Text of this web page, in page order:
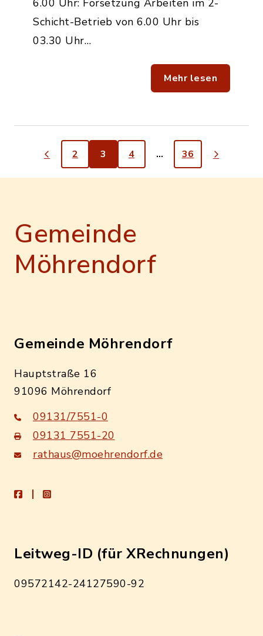
6.00 Uhr: Forsetzung Arbeiten im 2-
Schicht-Betrieb von 6.00 Uhr bis
03.30 Uhr…
Mehr lesen
2 3 4 … 36
Gemeinde
Möhrendorf
Gemeinde Möhrendorf
Hauptstraße 16
91096 Möhrendorf
09131/7551-0
09131 7551-20
rathaus@moehrendorf.de
facebookinstagram
Leitweg-ID (für XRechnungen)
09572142-24127590-92